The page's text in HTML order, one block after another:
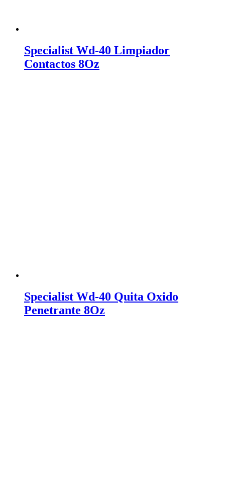
Specialist Wd-40 Limpiador
Contactos 8Oz
Specialist Wd-40 Quita Oxido
Penetrante 8Oz